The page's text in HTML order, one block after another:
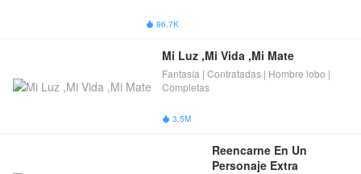
Completas
 86.7K
Mi Luz ,Mi Vida ,Mi Mate
Fantasía | Contratadas | Hombre lobo |
Completas
 3.5M
Reencarne En Un
Personaje Extra